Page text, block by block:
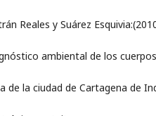
Reales y Suárez
ambiental de los
de la ciudad de Cartagena de